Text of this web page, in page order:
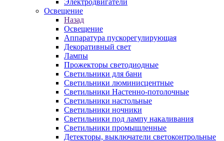
Электродвигатели
Освещение
Назад
Освещение
Аппаратура пускорегулирующая
Декоративный свет
Лампы
Прожекторы светодиодные
Светильники для бани
Светильники люминисцентные
Светильники Настенно-потолочные
Светильники настольные
Светильники ночники
Светильники под лампу накаливания
Светильники промышленные
Детекторы, выключатели светоконтрольные